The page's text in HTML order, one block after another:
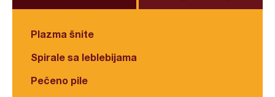
Plazma šnite
Spirale sa leblebijama
Pečeno pile